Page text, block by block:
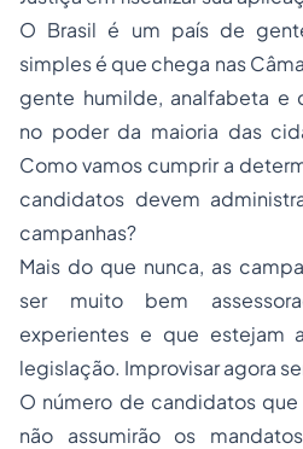
O Brasil é um país de
simples é que chega nas
gente humilde, analfabeta e
no poder da maioria das
Como vamos cumprir a
candidatos devem
campanhas?
Mais do que nunca, as
ser muito bem
experientes e que estejam
legislação. Improvisar agora
O número de candidatos
não assumirão os